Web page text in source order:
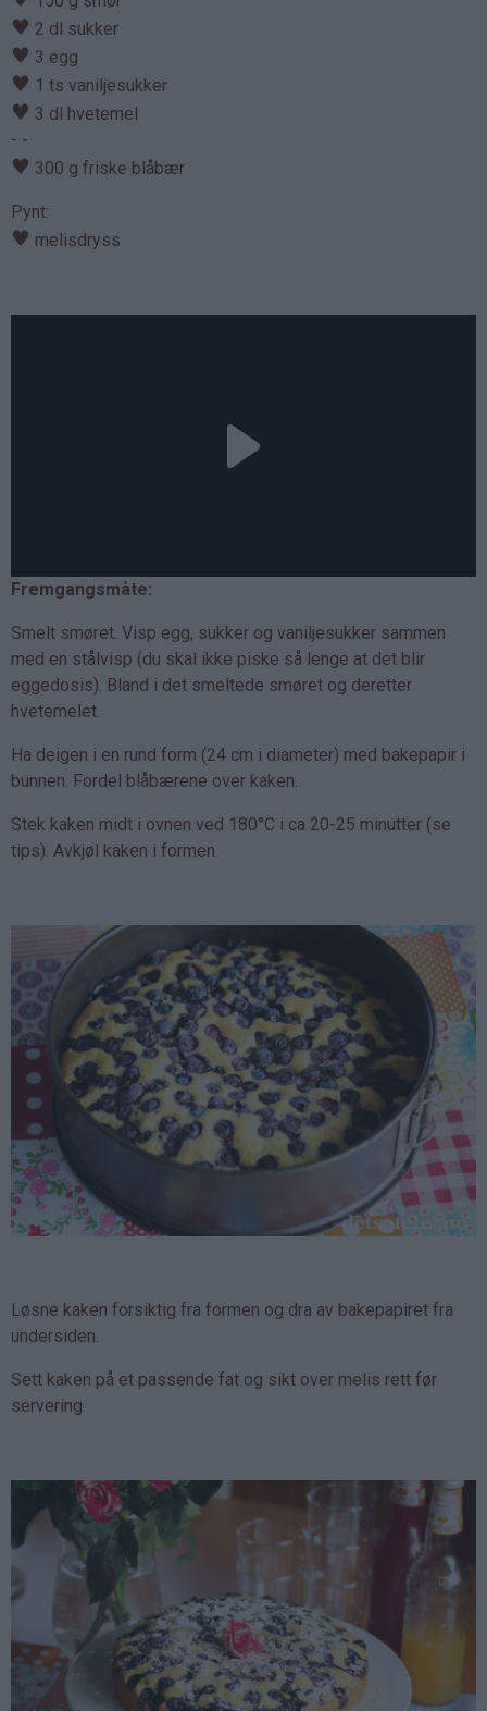
♥ 2 dl sukker
♥ 3 egg
♥ 1 ts vaniljesukker
♥ 3 dl hvetemel
- -
♥ 300 g friske blåbær
Pynt:
♥ melisdryss
Fremgangsmåte:
Smelt smøret. Visp egg, sukker og vaniljesukker sammen
med en stålvisp (du skal ikke piske så lenge at det blir
eggedosis). Bland i det smeltede smøret og deretter
hvetemelet.
Ha deigen i en rund form (24 cm i diameter) med bakepapir i
bunnen. Fordel blåbærene over kaken.
Stek kaken midt i ovnen ved 180°C i ca 20-25 minutter (se
tips). Avkjøl kaken i formen.
Løsne kaken forsiktig fra formen og dra av bakepapiret fra
undersiden.
Sett kaken på et passende fat og sikt over melis rett før
servering.